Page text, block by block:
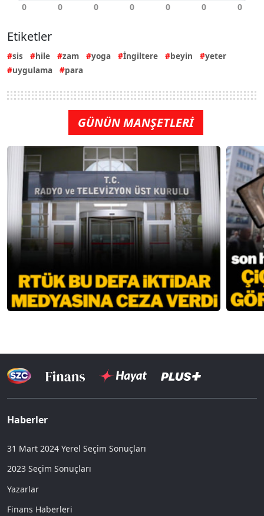
Etiketler
sis hile zam yoga İngiltere beyin
yeter
uygulama
para
GÜNÜN MANŞETLERİ
Haberler
31 Mart 2024 Yerel Seçim Sonuçları
2023 Seçim Sonuçları
Yazarlar
Finans Haberleri